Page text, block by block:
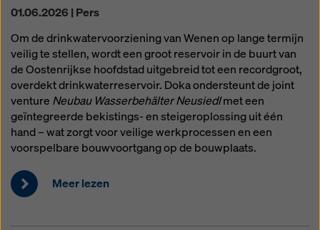
01.06.2026 | Pers
Om de drinkwatervoorziening van Wenen op lange termijn
veilig te stellen, wordt een groot reservoir in de buurt van
de Oostenrijkse hoofdstad uitgebreid tot een recordgroot,
overdekt drinkwaterreservoir. Doka ondersteunt de joint
venture Neubau Wasserbehälter Neusiedlmet een
geïntegreerde bekistings- en steigeroplossing uit één
hand – wat zorgt voor veilige werkprocessen en een
voorspelbare bouwvoortgang op de bouwplaats.
Meer lezen